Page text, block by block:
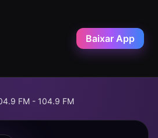
Baixar App
FM - 104.9 FM